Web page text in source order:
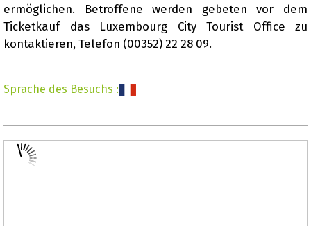
ermöglichen. Betroffene werden gebeten vor dem
Ticketkauf das Luxembourg City Tourist Office zu
kontaktieren, Telefon (00352) 22 28 09.
Sprache des Besuchs :